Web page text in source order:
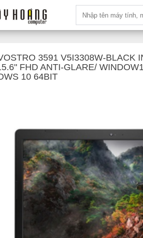
3591 V5I3308W-BLACK
FHD ANTI-GLARE/
10 64BIT